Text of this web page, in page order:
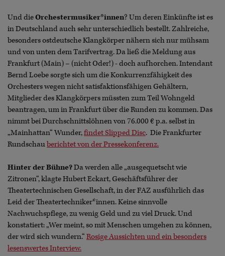
Und dieOrchestermusiker*innen? Um deren Einkünfte ist es
in Deutschland auch sehr unterschiedlich bestellt. Zahlreiche,
besonders ostdeutsche Klangkörper nähern sich nur mühsam
und von unten dem Tarifvertrag. Da ließ die Meldung aus
Frankfurt (Main) – (nicht Oder!) - doch aufhorchen. Intendant
Bernd Loebe sorgte sich um die Konkurrenzfähigkeit des
Orchesters wegen nicht satisfaktionsfähigen Gehältern,
Mitglieder des Klangkörpers müssten zum Teil Wohngeld
beantragen, um in Frankfurt über die Runden zu kommen. Das
nimmt bei Durchschnittslöhnen von 76.000 € p.a. selbst in
„Mainhattan“ Wunder,findet Slipped Disc. Die Frankfurter
Rundschauberichtet von der Pressekonferenz.
Hinter der Bühne?Da werden alle „ausgequetscht wie
Zitronen“, klagte Hubert Eckart, Geschäftsführer der
Theatertechnischen Gesellschaft, in der FAZ ausführlich das
Leid der Theatertechniker*innen. Keine sinnvolle
Nachwuchspflege, zu wenig Geld und zu viel Druck. Und
konstatiert: „Wer meint, so mit Menschen umgehen zu können,
der wird sich wundern.“ Rosige Aussichten und ein besonders
lesenswertes Interview.